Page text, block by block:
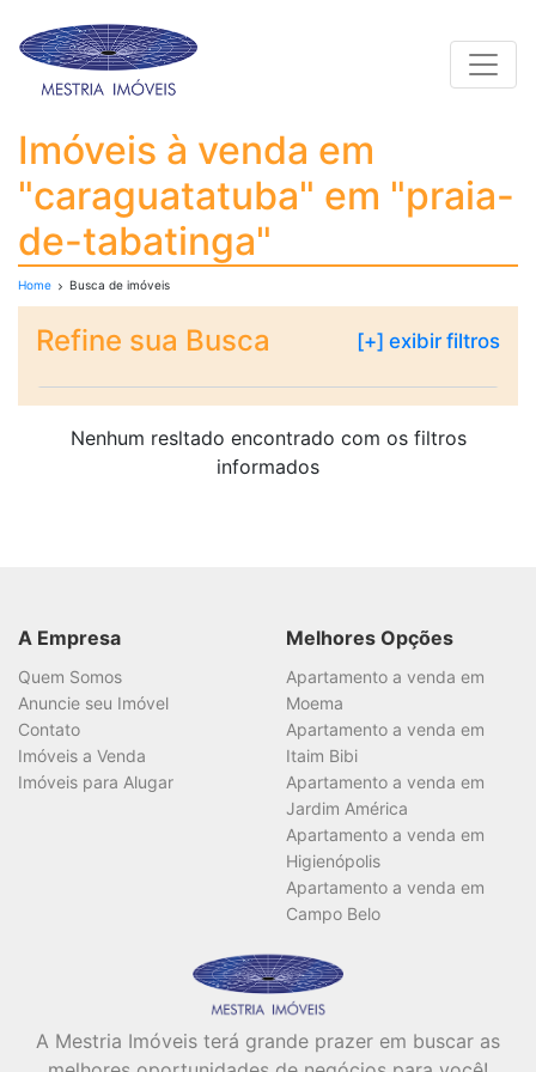
Imóveis à venda em
Imóveis à venda em
"caraguatatuba" em "praia-
de-tabatinga"
Home Busca de imóveis
Nenhum resltado encontrado com os filtros
informados
Refine sua Busca [+] exibir filtros
Valor
A Empresa
Quem Somos
Anuncie seu Imóvel
Contato
Imóveis a Venda
Imóveis para Alugar
Melhores Opções
Apartamento a venda em
Moema
Apartamento a venda em
Itaim Bibi
Apartamento a venda em
Jardim América
Apartamento a venda em
Higienópolis
Apartamento a venda em
Campo Belo
A Mestria Imóveis terá grande prazer em buscar as